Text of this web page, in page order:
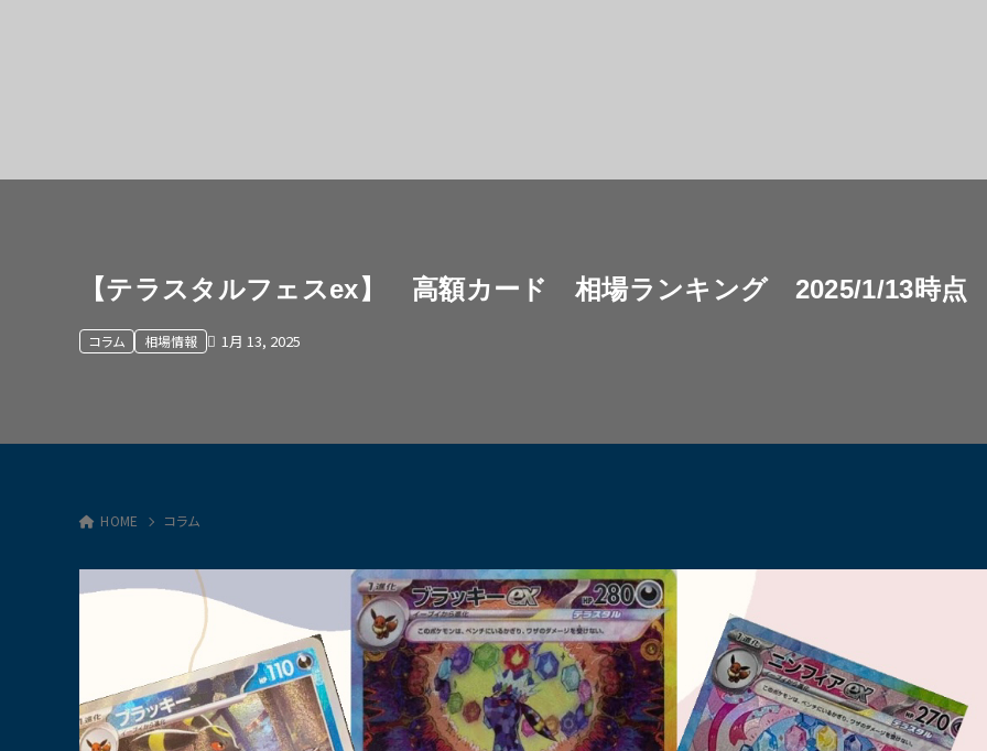
【テラスタルフェスex】 高額カード 相場ランキング 2025/1/13時点
1月 13, 2025
コラム 相場情報
HOME コラム